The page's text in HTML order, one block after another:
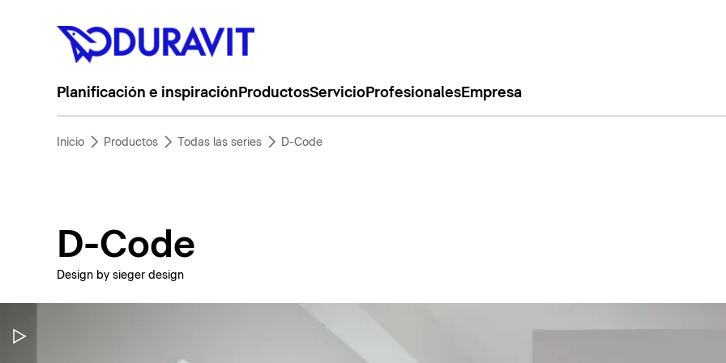
Planificación e inspiración ProductosServicioProfesionalesEmpresa
Inicio Productos Todas las series D-Code
D-Code
Design by sieger design
Pausar vídeo